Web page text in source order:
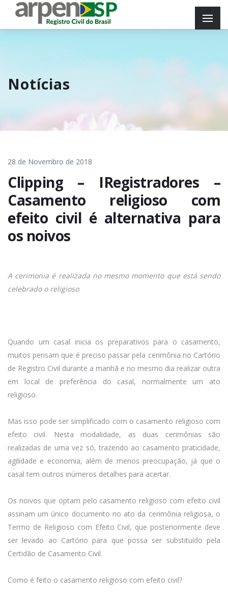
Notícias
28 de Novembro de 2018
Clipping – IRegistradores –
Casamento religioso com
efeito civil é alternativa para
os noivos
A cerimonia é realizada no mesmo momento que está sendo
celebrado o religioso
Quando um casal inicia os preparativos para o casamento,
muitos pensam que é preciso passar pela cerimônia no Cartório
de Registro Civil durante a manhã e no mesmo dia realizar outra
em local de preferência do casal, normalmente um ato
religioso.
Mas isso pode ser simplificado com o casamento religioso com
efeito civil. Nesta modalidade, as duas cerimônias são
realizadas de uma vez só, trazendo ao casamento praticidade,
agilidade e economia, além de menos preocupação, já que o
casal tem outros inúmeros detalhes para acertar.
Os noivos que optam pelo casamento religioso com efeito civil
assinam um único documento no ato da cerimônia religiosa, o
Termo de Religioso com Efeito Civil, que posteriormente deve
ser levado ao Cartório para que possa ser substituído pela
Certidão de Casamento Civil.
Como é feito o casamento religioso com efeito civil?